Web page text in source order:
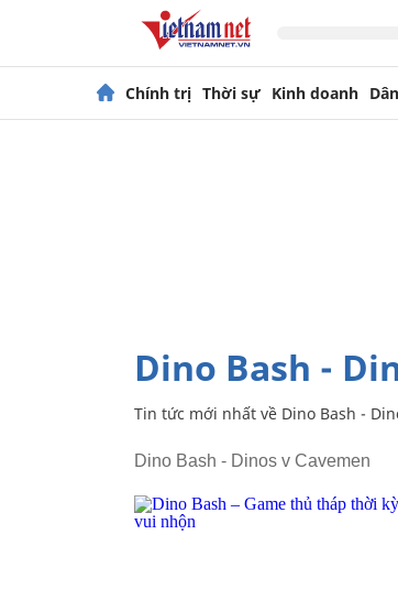
Chính trị Thời sự Kinh doanh
Dino Bash -
Tin tức mới nhất về Dino Bash -
Dino Bash - Dinos v Cavemen